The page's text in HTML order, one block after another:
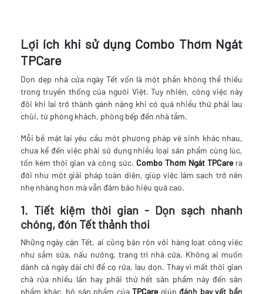
Lợi ích khi sử dụng Combo Thơm Ngát
TPCare
Dọn dẹp nhà cửa ngày Tết vốn là một phần không thể thiếu
trong truyền thống của người Việt. Tuy nhiên, công việc này
đôi khi lại trở thành gánh nặng khi có quá nhiều thứ phải lau
chùi, từ phòng khách, phòng bếp đến nhà tắm.
Mỗi bề mặt lại yêu cầu một phương pháp vệ sinh khác nhau,
chưa kể đến việc phải sử dụng nhiều loại sản phẩm cùng lúc,
tốn kém thời gian và công sức. Combo Thơm Ngát TPCarera
đời như một giải pháp toàn diện, giúp việc làm sạch trở nên
nhẹ nhàng hơn mà vẫn đảm bảo hiệu quả cao.
1. Tiết kiệm thời gian - Dọn sạch nhanh
chóng, đón Tết thảnh thơi
Những ngày cận Tết, ai cũng bận rộn với hàng loạt công việc
như sắm sửa, nấu nướng, trang trí nhà cửa. Không ai muốn
dành cả ngày dài chỉ để cọ rửa, lau dọn. Thay vì mất thời gian
chà rửa nhiều lần hay phải thử hết sản phẩm này đến sản
phẩm khác, bộ sản phẩm củaTPCaregiúp đánh bay vết bẩn